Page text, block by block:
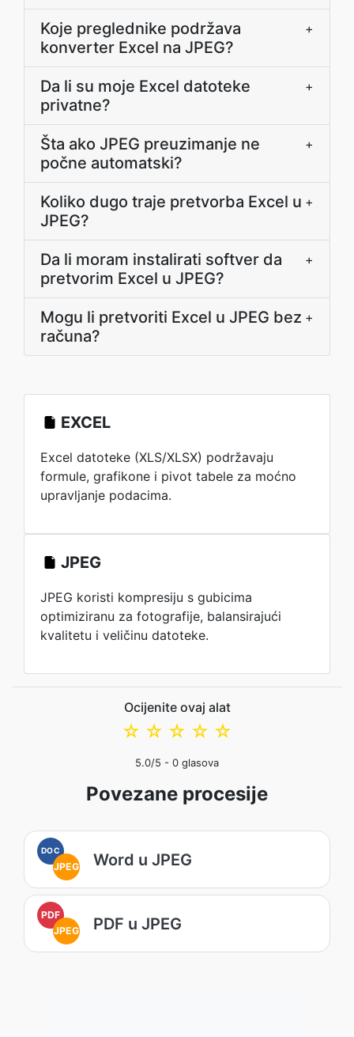
Koje preglednike podržava
konverter Excel na JPEG?
+
Da li su moje Excel datoteke
privatne?
+
Šta ako JPEG preuzimanje ne
počne automatski?
+
Koliko dugo traje pretvorba Excel u
JPEG?
+
Da li moram instalirati softver da
pretvorim Excel u JPEG?
+
Mogu li pretvoriti Excel u JPEG bez
računa?
+
EXCEL
Excel datoteke (XLS/XLSX) podržavaju
formule, grafikone i pivot tabele za moćno
upravljanje podacima.
JPEG
JPEG koristi kompresiju s gubicima
optimiziranu za fotografije, balansirajući
kvalitetu i veličinu datoteke.
Ocijenite ovaj alat
☆
☆
☆
☆
☆
5.0/5 - 0 glasova
Povezane procesije
DOC
JPEG Word u JPEG
PDF
JPEG
PDF u JPEG